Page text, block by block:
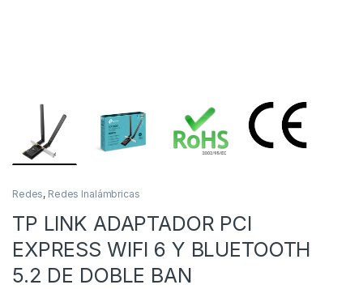
Redes, Redes Inalámbricas
TP LINK ADAPTADOR PCI
EXPRESS WIFI 6 Y BLUETOOTH
5.2 DE DOBLE BAN